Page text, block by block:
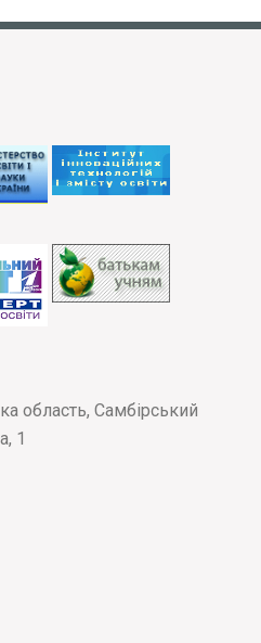
область, Самбірський
1